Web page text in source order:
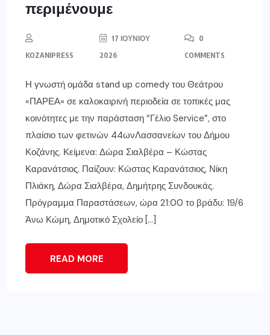
περιμένουμε
KOZANIPRESS
17 ΙΟΥΝΊΟΥ
2026
0
COMMENTS
Η γνωστή ομάδα stand up comedy του Θεάτρου
«ΠΑΡΕΑ» σε καλοκαιρινή περιοδεία σε τοπικές μας
κοινότητες με την παράσταση “Γέλιο Service”, στο
πλαίσιο των φετινών 44ωνΛασσανείων του Δήμου
Κοζάνης. Κείμενα: Δώρα Σιαλβέρα – Κώστας
Καρανάτσιος. Παίζουν: Κώστας Καρανάτσιος, Νίκη
Πλιάκη, Δώρα Σιαλβέρα, Δημήτρης Συνδουκάς.
Πρόγραμμα Παραστάσεων, ώρα 21:00 το βράδυ: 19/6
Άνω Κώμη, Δημοτικό Σχολείο […]
READ MORE